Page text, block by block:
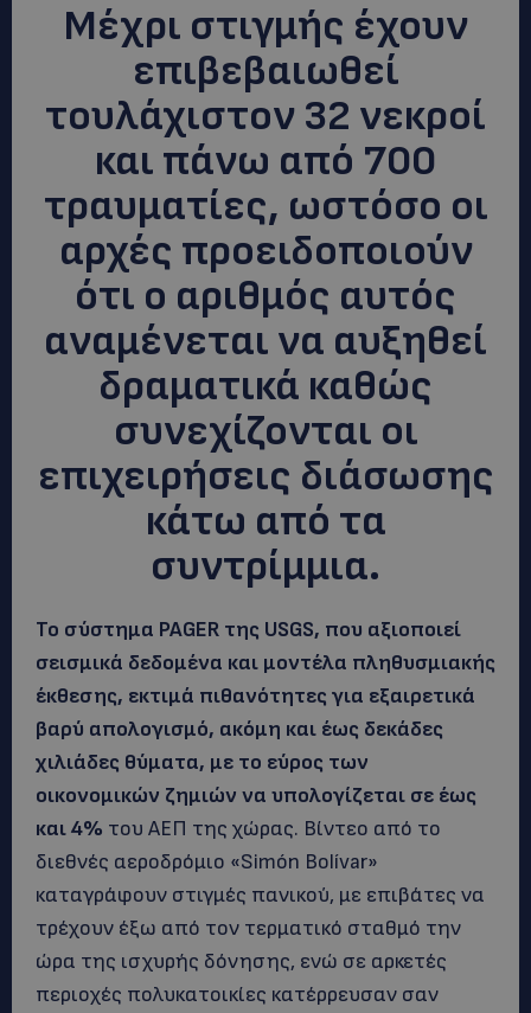
Μέχρι στιγμής έχουν
επιβεβαιωθεί
τουλάχιστον 32 νεκροί
και πάνω από 700
τραυματίες, ωστόσο οι
αρχές προειδοποιούν
ότι ο αριθμός αυτός
αναμένεται να αυξηθεί
δραματικά καθώς
συνεχίζονται οι
επιχειρήσεις διάσωσης
κάτω από τα
συντρίμμια.
Το σύστημα PAGER της USGS, που αξιοποιεί
σεισμικά δεδομένα και μοντέλα πληθυσμιακής
έκθεσης, εκτιμά πιθανότητες για εξαιρετικά
βαρύ απολογισμό, ακόμη και έως δεκάδες
χιλιάδες θύματα, με το εύρος των
οικονομικών ζημιών να υπολογίζεται σε έως
και 4% του ΑΕΠ της χώρας. Βίντεο από το
διεθνές αεροδρόμιο «Simón Bolívar»
καταγράφουν στιγμές πανικού, με επιβάτες να
τρέχουν έξω από τον τερματικό σταθμό την
ώρα της ισχυρής δόνησης, ενώ σε αρκετές
περιοχές πολυκατοικίες κατέρρευσαν σαν